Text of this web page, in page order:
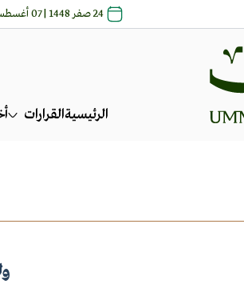
24 صفر 1448 | 07 أغسطس 2026
الرئيسيةالقرارات